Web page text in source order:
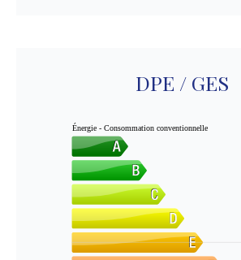
DPE / GES
Énergie - Consommation conventionnelle